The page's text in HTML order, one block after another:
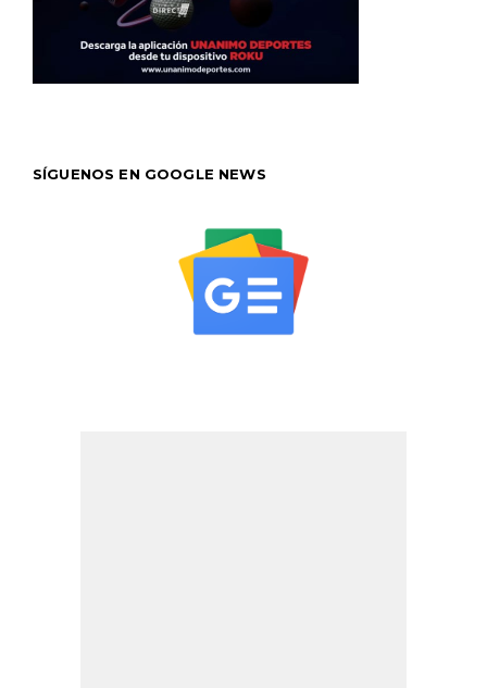
SÍGUENOS EN GOOGLE NEWS